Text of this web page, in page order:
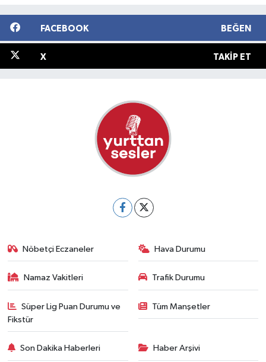
FACEBOOK BEĞEN
X TAKIP ET
Nöbetçi Eczaneler Hava Durumu
Namaz Vakitleri Trafik Durumu
Süper Lig Puan Durumu ve
Fikstür
Tüm Manşetler
Son Dakika Haberleri Haber Arşivi